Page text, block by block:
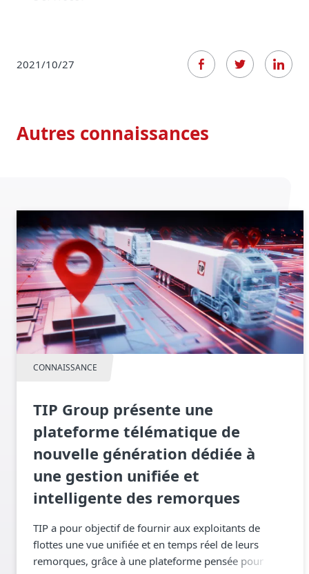
2021/10/27
Autres connaissances
CONNAISSANCE
TIP Group présente une
plateforme télématique de
nouvelle génération dédiée à
une gestion unifiée et
intelligente des remorques
TIP a pour objectif de fournir aux exploitants de
flottes une vue unifiée et en temps réel de leurs
remorques, grâce à une plateforme pensée pour